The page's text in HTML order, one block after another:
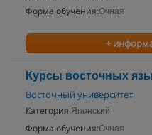
Форма обучения:Очная
+
Курсы восточных
Восточный университет
Категория:Японский
Форма обучения:Очная